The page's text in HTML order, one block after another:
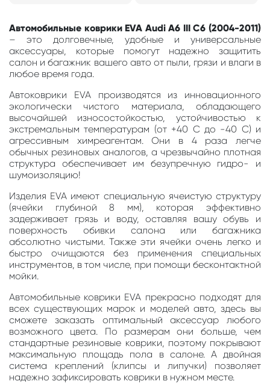
Автомобильные коврики EVA Audi A6 III C6 (2004-2011)
– это долговечные, удобные и универсальные
аксессуары, которые помогут надежно защитить
салон и багажник вашего авто от пыли, грязи и влаги в
любое время года.
Автоковрики EVA производятся из инновационного
экологически чистого материала, обладающего
высочайшей износостойкостью, устойчивостью к
экстремальным температурам (от +40 С до -40 С) и
агрессивным химреагентам. Они в 4 раза легче
обычных резиновых аналогов, а чрезвычайно плотная
структура обеспечивает им безупречную гидро- и
шумоизоляцию!
Изделия EVA имеют специальную ячеистую структуру
(ячейки глубиной 8 мм), которая эффективно
задерживает грязь и воду, оставляя вашу обувь и
поверхность обивки салона или багажника
абсолютно чистыми. Также эти ячейки очень легко и
быстро очищаются без применения специальных
инструментов, в том числе, при помощи бесконтактной
мойки.
Автомобильные коврики EVA прекрасно подходят для
всех существующих марок и моделей авто, здесь вы
сможете заказать оптимальный аксессуар любого
возможного цвета. По размерам они больше, чем
стандартные резиновые коврики, поэтому покрывают
максимальную площадь пола в салоне. А двойная
система креплений (клипсы и липучки) позволяет
надежно зафиксировать коврики в нужном месте.